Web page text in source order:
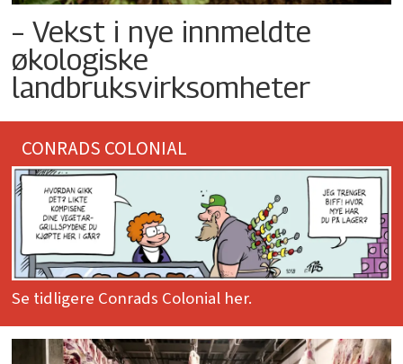
– Vekst i nye innmeldte
økologiske
landbruksvirksomheter
CONRADS COLONIAL
Se tidligere Conrads Colonial her.